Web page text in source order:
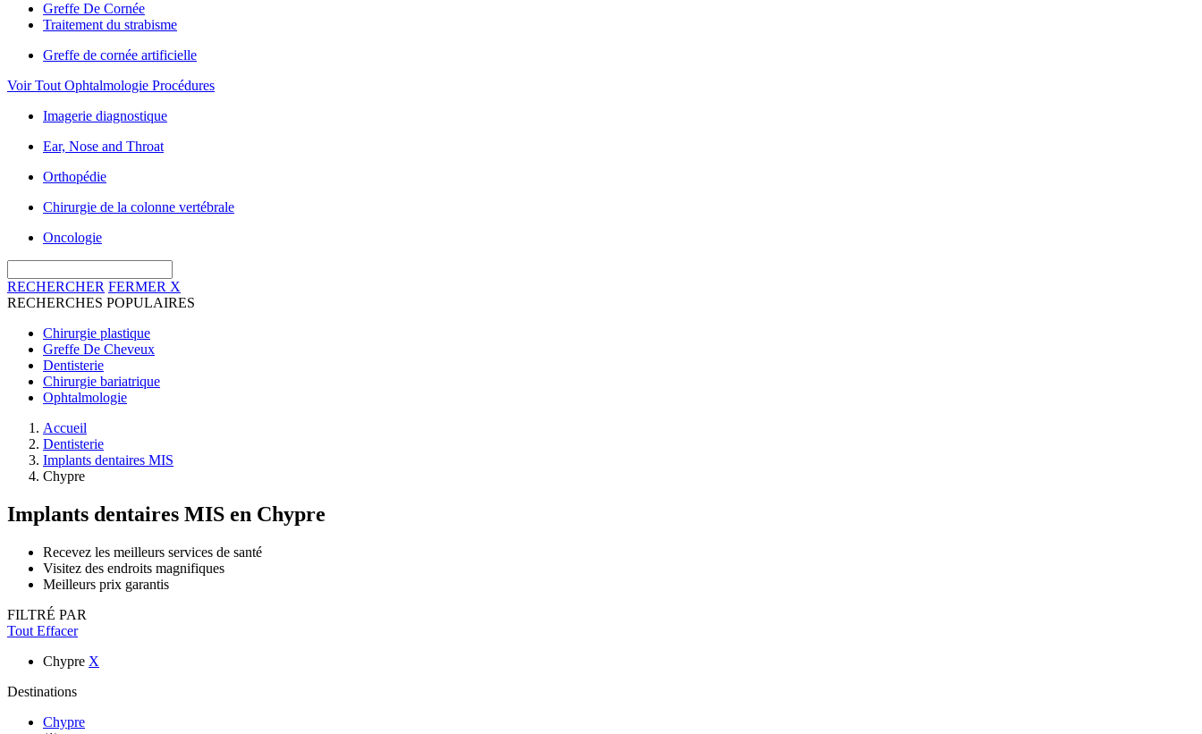
Greffe De Cornée
Traitement du strabisme
Greffe de cornée artificielle
Voir Tout Ophtalmologie Procédures
Imagerie diagnostique
Ear, Nose and Throat
Orthopédie
Chirurgie de la colonne vertébrale
Oncologie
RECHERCHER FERMER X
RECHERCHES POPULAIRES
Chirurgie plastique
Greffe De Cheveux
Dentisterie
Chirurgie bariatrique
Ophtalmologie
Accueil
Dentisterie
Implants dentaires MIS
Chypre
Implants dentaires MIS en Chypre
Recevez les meilleurs services de santé
Visitez des endroits magnifiques
Meilleurs prix garantis
FILTRÉ PAR
Tout Effacer
Chypre X
Destinations
Chypre